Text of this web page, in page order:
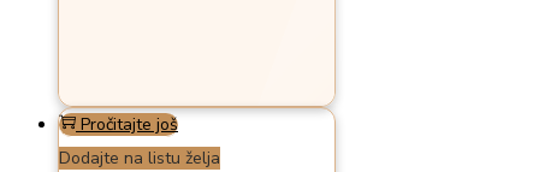
Pročitajte još
Dodajte na listu želja